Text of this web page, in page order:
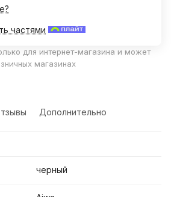
частями
для интернет-магазина и может
магазинах
Дополнительно
черный